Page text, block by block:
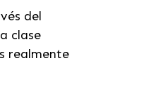
del
clase
realmente